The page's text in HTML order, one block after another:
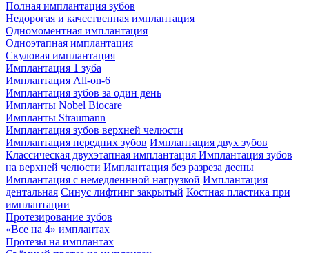
Полная имплантация зубов
Недорогая и качественная имплантация
Одномоментная имплантация
Одноэтапная имплантация
Скуловая имплантация
Имплантация 1 зуба
Имплантация All-on-6
Имплантация зубов за один день
Импланты Nobel Biocare
Импланты Straumann
Имплантация зубов верхней челюсти
Имплантация передних зубов Имплантация двух зубов
Классическая двухэтапная имплантация Имплантация зубов
на верхней челюсти Имплантация без разреза десны
Имплантация с немедленнной нагрузкой Имплантация
дентальная Синус лифтинг закрытый Костная пластика при
имплантации
Протезирование зубов
«Все на 4» имплантах
Протезы на имплантах